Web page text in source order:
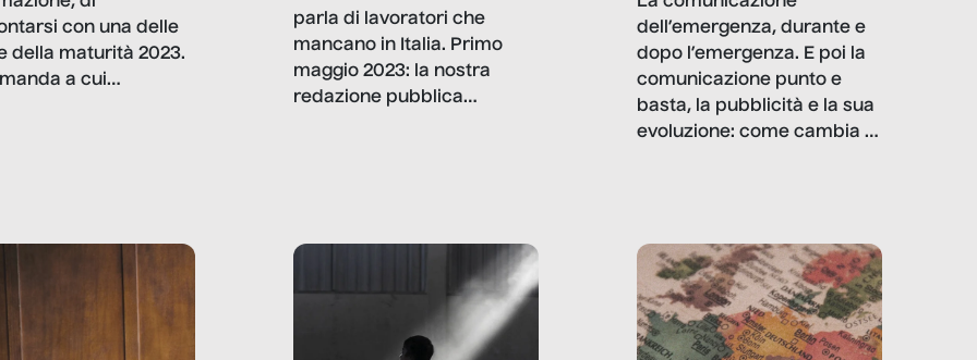
con una delle
della maturità 2023.
a cui
parla di lavoratori che
mancano in Italia. Primo
maggio 2023: la nostra
redazione pubblica
la sanità, la ristorazione,
la scuola, le fabbriche,
amministrazione, l’edilizia,
dell’emergenza, durante e
dopo l’emergenza. E poi la
comunicazione punto e
basta, la pubblicità e la sua
evoluzione: come cambia il